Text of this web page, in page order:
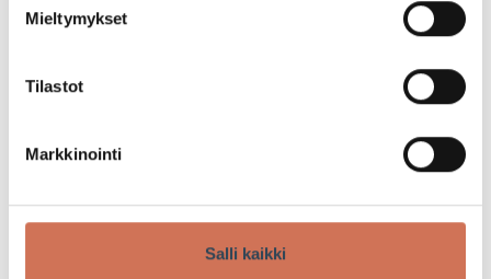
Mieltymykset
Tilastot
Markkinointi
Salli kaikki
tiistaina 19.5. klo 11-17. Esittelypäivänä kaikki Eucerin-
19.05.2026–19.05.2026